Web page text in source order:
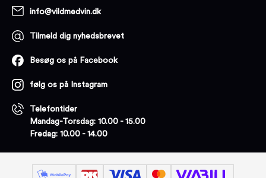
info@vildmedvin.dk
Tilmeld dig nyhedsbrevet
Besøg os på Facebook
følg os på Instagram
Telefontider
Mandag-Torsdag: 10.00 - 15.00
Fredag: 10.00 - 14.00